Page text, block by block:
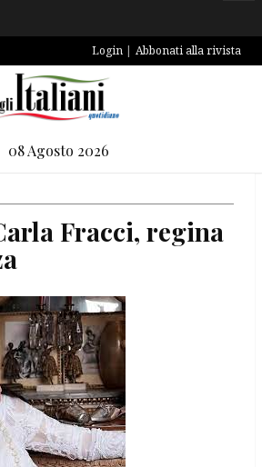
Login Abbonati alla rivista
08 Agosto 2026
Fracci, regina